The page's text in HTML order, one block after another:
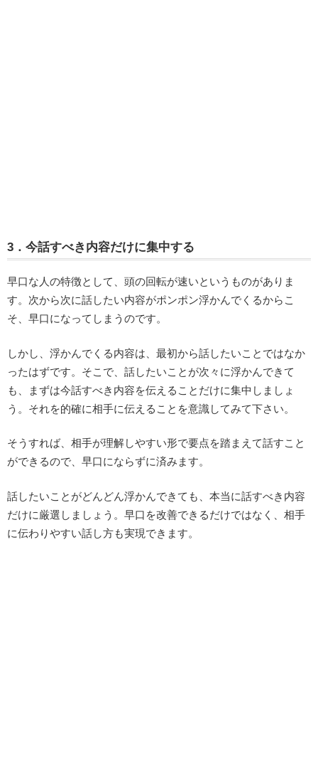
3．今話すべき内容だけに集中する
早口な人の特徴として、頭の回転が速いというものがありま
す。次から次に話したい内容がポンポン浮かんでくるからこ
そ、早口になってしまうのです。
しかし、浮かんでくる内容は、最初から話したいことではなか
ったはずです。そこで、話したいことが次々に浮かんできて
も、まずは今話すべき内容を伝えることだけに集中しましょ
う。それを的確に相手に伝えることを意識してみて下さい。
そうすれば、相手が理解しやすい形で要点を踏まえて話すこと
ができるので、早口にならずに済みます。
話したいことがどんどん浮かんできても、本当に話すべき内容
だけに厳選しましょう。早口を改善できるだけではなく、相手
に伝わりやすい話し方も実現できます。